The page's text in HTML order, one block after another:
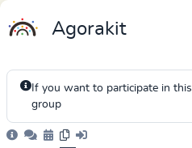
Agorakit
If you want to participate in this
group